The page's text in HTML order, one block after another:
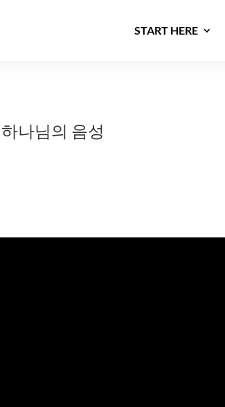
START HERE
나님의 음성